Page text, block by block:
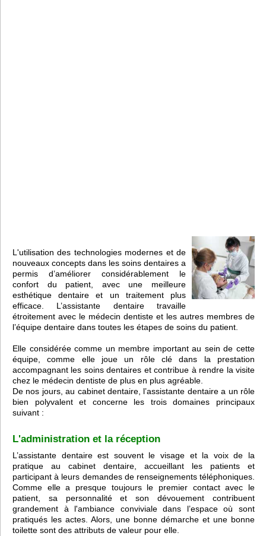
L'utilisation des technologies modernes et de
nouveaux concepts dans les soins dentaires a
permis d’améliorer considérablement le
confort du patient, avec une meilleure
esthétique dentaire et un traitement plus
efficace. L’assistante dentaire travaille
étroitement avec le médecin dentiste et les autres membres de
l’équipe dentaire dans toutes les étapes de soins du patient.
Elle considérée comme un membre important au sein de cette
équipe, comme elle joue un rôle clé dans la prestation
accompagnant les soins dentaires et contribue à rendre la visite
chez le médecin dentiste de plus en plus agréable.
De nos jours, au cabinet dentaire, l’assistante dentaire a un rôle
bien polyvalent et concerne les trois domaines principaux
suivant :
L'administration et la réception
L’assistante dentaire est souvent le visage et la voix de la
pratique au cabinet dentaire, accueillant les patients et
participant à leurs demandes de renseignements téléphoniques.
Comme elle a presque toujours le premier contact avec le
patient, sa personnalité et son dévouement contribuent
grandement à l'ambiance conviviale dans l’espace où sont
pratiqués les actes. Alors, une bonne démarche et une bonne
toilette sont des attributs de valeur pour elle.